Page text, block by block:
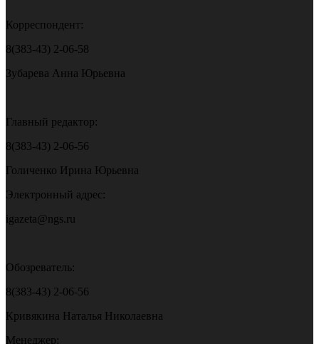
Корреспондент:
8(383-43) 2-06-58
Зубарева Анна Юрьевна
Главный редактор:
8(383-43) 2-06-56
Голиченко Ирина Юрьевна
Электронный адрес:
igazeta@ngs.ru
Обозреватель:
8(383-43) 2-06-56
Кривякина Наталья Николаевна
Менеджер: